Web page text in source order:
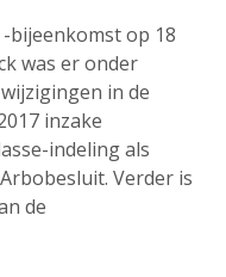
bijeenkomst op 18
was er onder
in de
inzake
indeling als
Verder is
de